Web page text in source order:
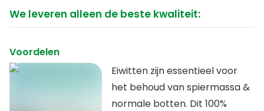
We leveren alleen de beste kwaliteit:
Voordelen
Eiwitten zijn essentieel voor
het behoud van spiermassa &
normale botten. Dit 100%